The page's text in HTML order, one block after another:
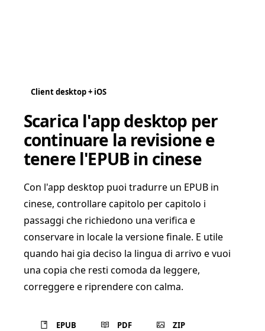
Client desktop + iOS
Scarica l'app desktop per
continuare la revisione e
tenere l'EPUB in cinese
Con l'app desktop puoi tradurre un EPUB in
cinese, controllare capitolo per capitolo i
passaggi che richiedono una verifica e
conservare in locale la versione finale. E utile
quando hai gia deciso la lingua di arrivo e vuoi
una copia che resti comoda da leggere,
correggere e riprendere con calma.
EPUB PDF ZIP